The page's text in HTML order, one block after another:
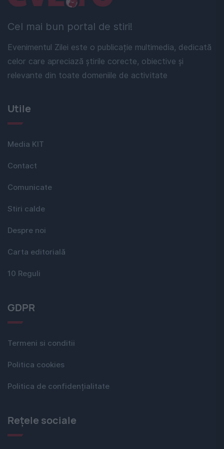
Cel mai bun portal de stiri!
Evenimentul Zilei este o publicație multimedia, dedicată
celor care apreciază știrile corecte, obiective și
relevante din toate domeniile de activitate
Utile
Media KIT
Contact
Comunicate
Stiri calde
Despre noi
Carta editorială
10 Reguli
GDPR
Termeni si conditii
Politica cookies
Politica de confidențialitate
Rețele sociale